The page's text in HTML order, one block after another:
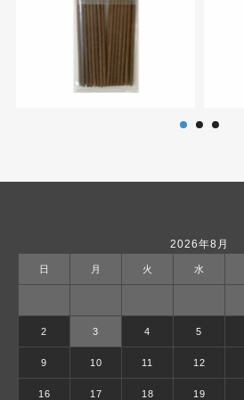
2026年8月
日 月 火 水
2 3 4 5
9 10 11 12
16 17 18 19